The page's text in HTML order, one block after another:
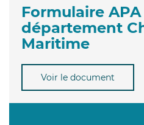
Formulaire
département
Maritime
Voir le document